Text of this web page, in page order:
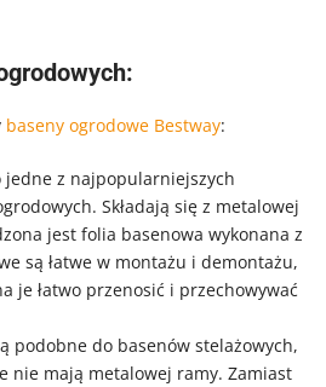
baseny ogrodowe Bestway:
jedne z najpopularniejszych
Składają się z metalowej
jest folia basenowa wykonana z
są łatwe w montażu i demontażu,
je łatwo przenosić i przechowywać
podobne do basenów stelażowych,
nie mają metalowej ramy. Zamiast